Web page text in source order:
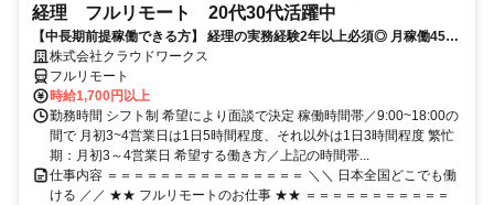
経理 フルリモート 20代30代活躍中
【中長期前提稼働できる方】 経理の実務経験2年以上必須◎ 月稼働45時
間で安定収入！
株式会社クラウドワークス
フルリモート
時給1,700円以上
勤務時間 シフト制 希望により面談で決定 稼働時間帯／9:00~18:00の
間で 月初3~4営業日は1日5時間程度、それ以外は1日3時間程度 繁忙
期：月初3～4営業日 希望する働き方／上記の時間帯...
仕事内容 ＝＝＝＝＝＝＝＝＝＝＝＝＝＝＝ ＼＼ 日本全国どこでも働
ける ／／ ★★ フルリモートのお仕事 ★★ ＝＝＝＝＝＝＝＝＝＝＝